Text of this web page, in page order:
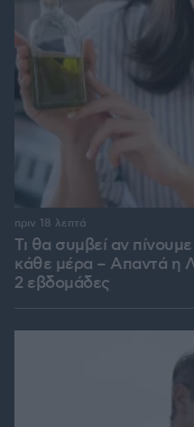
Τι θα συμβεί αν
κάθε μέρα – Απαντά η
2 εβδομάδες
πριν 18 λεπτά